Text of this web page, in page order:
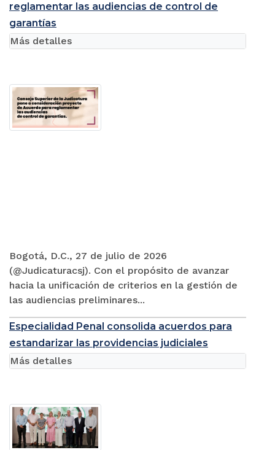
reglamentar las audiencias de control de
garantías
Bogotá, D.C., 27 de julio de 2026
(@Judicaturacsj). Con el propósito de avanzar
hacia la unificación de criterios en la gestión de
las audiencias preliminares...
Más detalles
Especialidad Penal consolida acuerdos para
estandarizar las providencias judiciales
Más detalles